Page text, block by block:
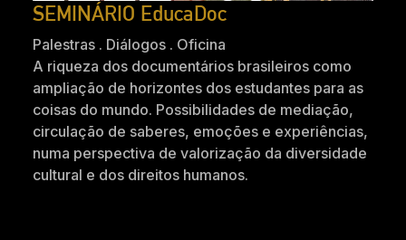
SEMINÁRIO EducaDoc
Palestras . Diálogos . Oficina
A riqueza dos documentários brasileiros como
ampliação de horizontes dos estudantes para as
coisas do mundo. Possibilidades de mediação,
circulação de saberes, emoções e experiências,
numa perspectiva de valorização da diversidade
cultural e dos direitos humanos.